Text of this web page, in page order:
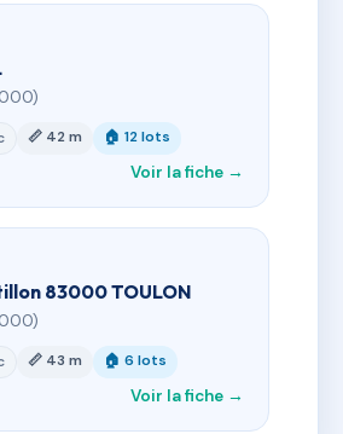
📏 42 m 🏠 12 lots
Voir la fiche →
83000 TOULON
📏 43 m 🏠 6 lots
Voir la fiche →